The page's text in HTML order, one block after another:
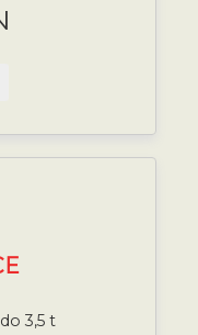
3,5 t